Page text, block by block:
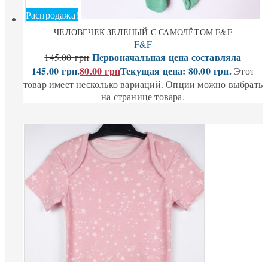
Распродажа!
ЧЕЛОВЕЧЕК ЗЕЛЕНЫЙ С САМОЛЁТОМ F&F
F&F
145.00грн Первоначальная цена составляла
145.00 грн.80.00грнТекущая цена: 80.00 грн. Этот
товар имеет несколько вариаций. Опции можно выбрать
на странице товара.